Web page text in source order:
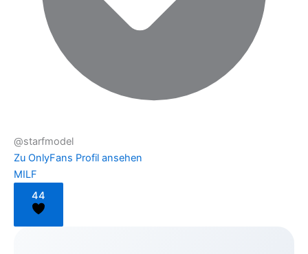
@starfmodel
Zu OnlyFans Profil ansehen
MILF
44